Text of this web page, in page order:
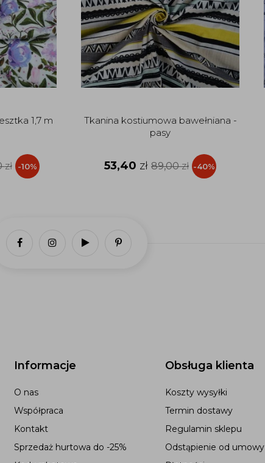
1,7 m
zł -10%
Tkanina kostiumowa bawełniana -
pasy
53,40 zł 89,00zł -40%
Informacje
O nas
Współpraca
Kontakt
Sprzedaż hurtowa do -25%
Obsługa klienta
Koszty wysyłki
Termin dostawy
Regulamin sklepu
Odstąpienie od umowy